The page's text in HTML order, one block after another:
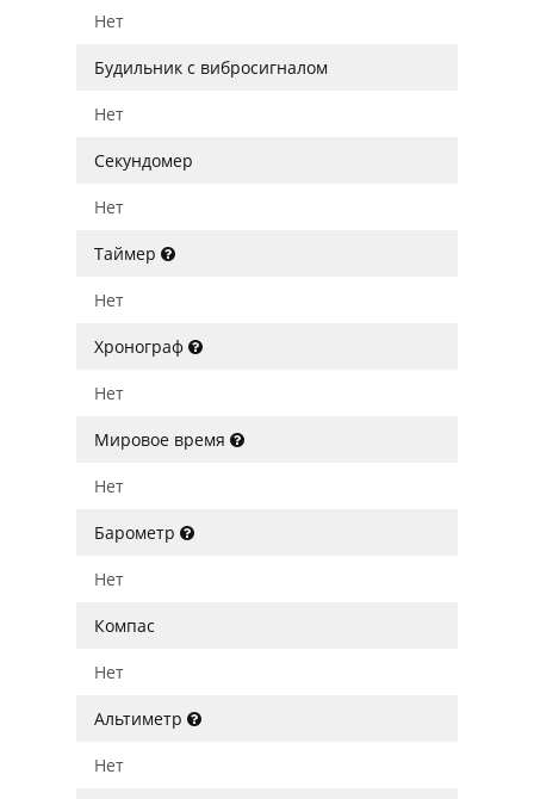
Нет
Будильник с вибросигналом
Нет
Секундомер
Нет
Таймер
Нет
Хронограф
Нет
Мировое время
Нет
Барометр
Нет
Компас
Нет
Альтиметр
Нет